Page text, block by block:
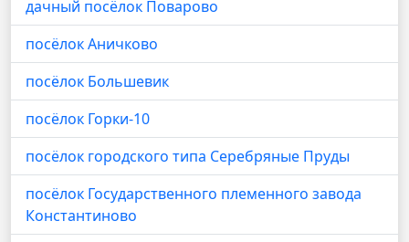
дачный посёлок Поварово
посёлок Аничково
посёлок Большевик
посёлок Горки-10
посёлок городского типа Серебряные Пруды
посёлок Государственного племенного завода
Константиново